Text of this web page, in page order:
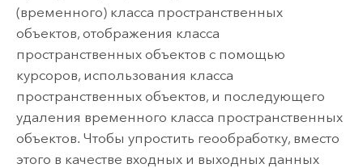
(временного) класса пространственных
объектов, отображения класса
пространственных объектов с помощью
курсоров, использования класса
пространственных объектов, и последующего
удаления временного класса пространственных
объектов. Чтобы упростить геообработку, вместо
этого в качестве входных и выходных данных